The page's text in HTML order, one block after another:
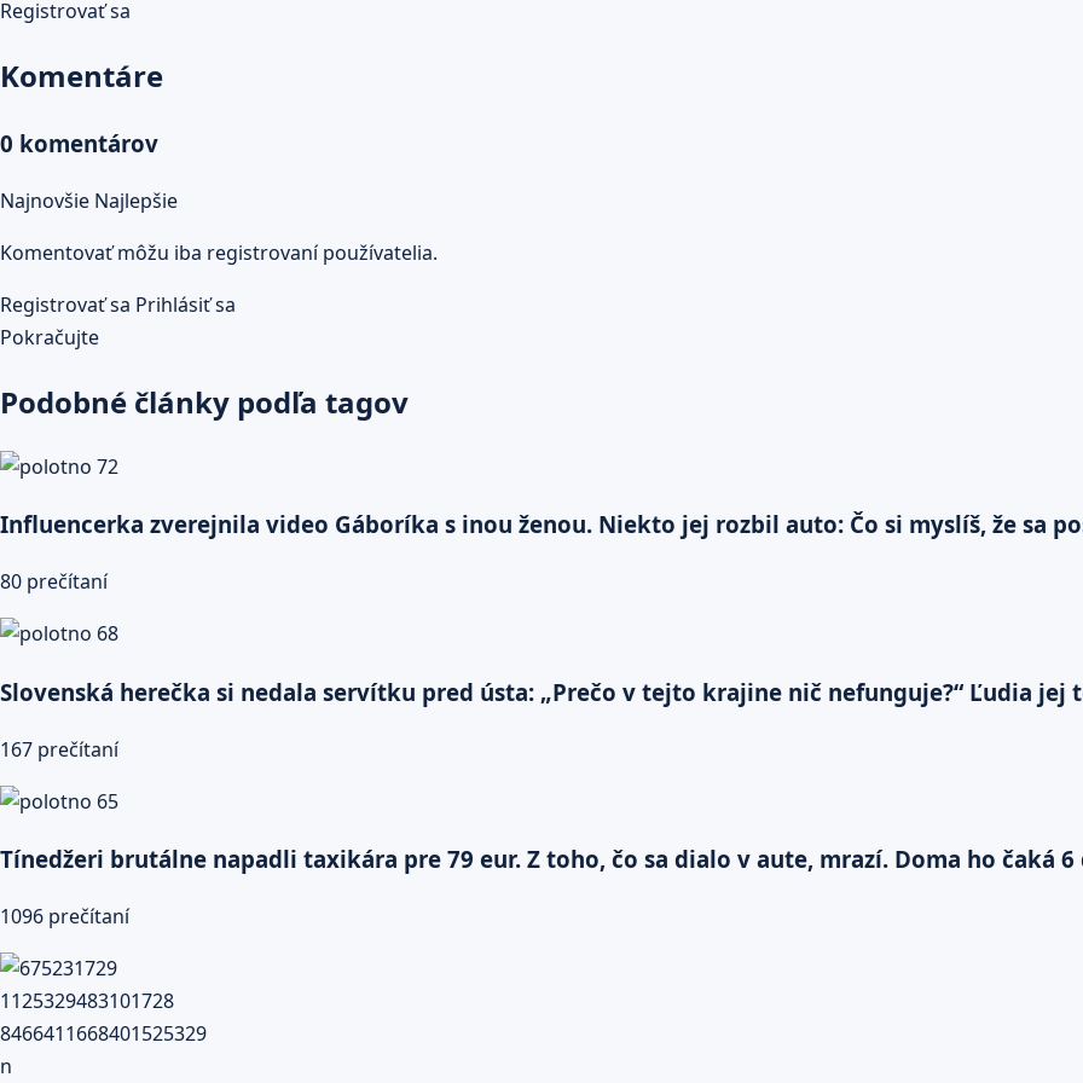
Registrovať sa
Komentáre
0 komentárov
Najnovšie Najlepšie
Komentovať môžu iba registrovaní používatelia.
Registrovať sa Prihlásiť sa
Pokračujte
Podobné články podľa tagov
Influencerka zverejnila video Gáboríka s inou ženou. Niekto jej rozbil auto: Čo si myslíš, že sa
80 prečítaní
Slovenská herečka si nedala servítku pred ústa: „Prečo v tejto krajine nič nefunguje?“ Ľudia jej
167 prečítaní
Tínedžeri brutálne napadli taxikára pre 79 eur. Z toho, čo sa dialo v aute, mrazí. Doma ho čaká
1096 prečítaní